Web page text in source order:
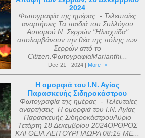
2024
Φωτογραφία της ημέρας - Τελευταίες
αναρτήσεις Τα παιδιά του Συλλόγου
Αυτισμού Ν. Σερρών "Ηλιαχτίδα"
απολαμβάνουν την θέα της πόλης των
Σερρών από το
Citizen.ΦωτογραφίαMarianthi...
Dec-21 - 2024 | More ->
Η ομορφιά του Ι.Ν. Αγίας
Παρασκευής Σιδηροκάστρου
Φωτογραφία της ημέρας - Τελευταίες
αναρτήσεις Η ομορφιά του Ι.Ν. Αγίας
Παρασκευής ΣιδηροκάστρουΑύριο
Τετάρτη 18 Δεκεμβρίου 2024ΟΡΘΡΟΣ
ΚΑΙ ΘΕΙΑ ΛΕΙΤΟΥΡΓΙΑΩΡΑ 08:15 ΜΕ...